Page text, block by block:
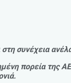
συνέχεια
πορεία